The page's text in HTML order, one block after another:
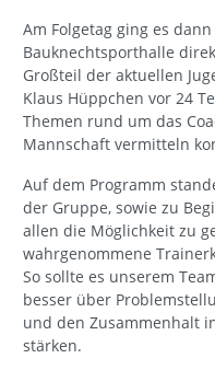
Am Folgetag ging es
Bauknechtsporthalle
Großteil der aktuellen
Klaus Hüppchen vor 24
Themen rund um das
Mannschaft vermitteln
Auf dem Programm
der Gruppe, sowie zu
allen die Möglichkeit zu
wahrgenommene
So sollte es unserem
besser über
und den Zusammenhalt
stärken.